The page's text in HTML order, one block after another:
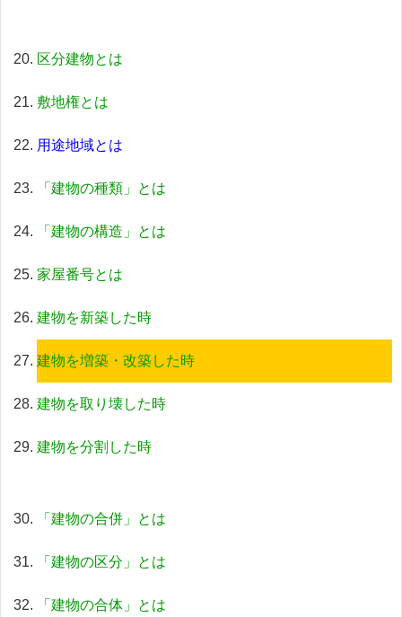
区分建物とは
敷地権とは
用途地域とは
「建物の種類」とは
「建物の構造」とは
家屋番号とは
建物を新築した時
建物を増築・改築した時
建物を取り壊した時
建物を分割した時
「建物の合併」とは
「建物の区分」とは
「建物の合体」とは